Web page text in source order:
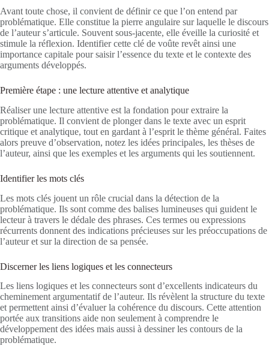
Avant toute chose, il convient de définir ce que l’on entend par
problématique. Elle constitue la pierre angulaire sur laquelle le discours
de l’auteur s’articule. Souvent sous-jacente, elle éveille la curiosité et
stimule la réflexion. Identifier cette clé de voûte revêt ainsi une
importance capitale pour saisir l’essence du texte et le contexte des
arguments développés.
Première étape : une lecture attentive et analytique
Réaliser une lecture attentive est la fondation pour extraire la
problématique. Il convient de plonger dans le texte avec un esprit
critique et analytique, tout en gardant à l’esprit le thème général. Faites
alors preuve d’observation, notez les idées principales, les thèses de
l’auteur, ainsi que les exemples et les arguments qui les soutiennent.
Identifier les mots clés
Les mots clés jouent un rôle crucial dans la détection de la
problématique. Ils sont comme des balises lumineuses qui guident le
lecteur à travers le dédale des phrases. Ces termes ou expressions
récurrents donnent des indications précieuses sur les préoccupations de
l’auteur et sur la direction de sa pensée.
Discerner les liens logiques et les connecteurs
Les liens logiques et les connecteurs sont d’excellents indicateurs du
cheminement argumentatif de l’auteur. Ils révèlent la structure du texte
et permettent ainsi d’évaluer la cohérence du discours. Cette attention
portée aux transitions aide non seulement à comprendre le
développement des idées mais aussi à dessiner les contours de la
problématique.